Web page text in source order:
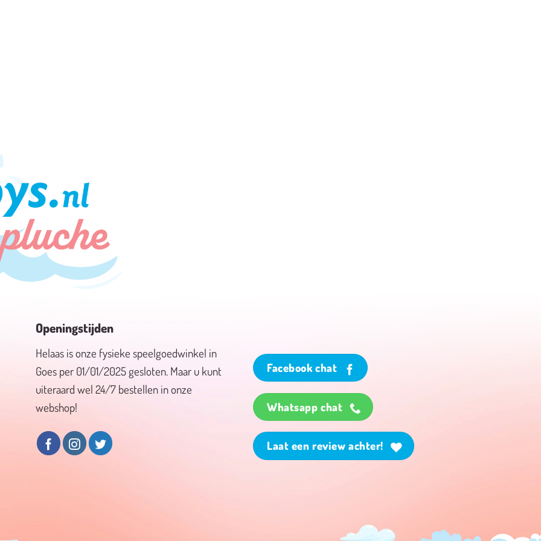
Openingstijden
Helaas is onze fysieke speelgoedwinkel in
Goes per 01/01/2025 gesloten. Maar u kunt
uiteraard wel 24/7 bestellen in onze
webshop!
Facebook chat
Whatsapp chat
Laat een review achter!